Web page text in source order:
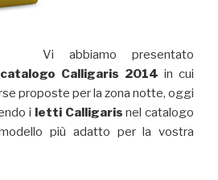
Vi abbiamo presentato
catalogo Calligaris 2014 in cui
proposte per la zona notte, oggi
i letti Calligaris nel catalogo
più adatto per la vostra